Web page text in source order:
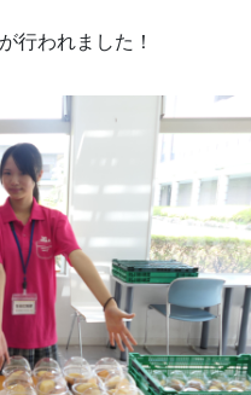
行われました！